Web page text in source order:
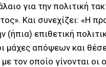
για την πολιτική
Και συνεχίζει: «Η
επιθετική
μάχες απόψεων και
οποίο γίνονται οι